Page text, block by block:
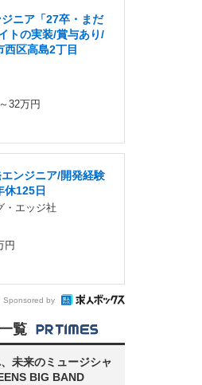
ニア「27卒・まだ
トの実装/賞与あり/
区高島2丁目
32万円
ンジニア/開発経験
休125日
・エッジ社
円
Sponsored by
覧
未来のミュージシャ
BIG BAND